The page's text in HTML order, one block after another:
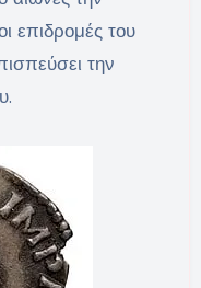
επιδρομές του
την